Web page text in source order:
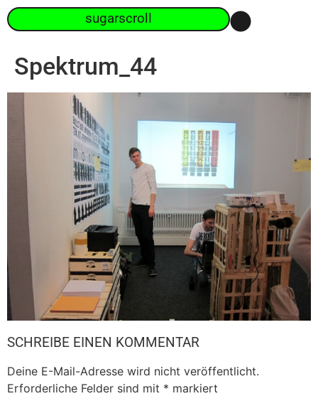
sugarscroll
Spektrum_44
SCHREIBE EINEN KOMMENTAR
Deine E-Mail-Adresse wird nicht veröffentlicht.
Erforderliche Felder sind mit * markiert